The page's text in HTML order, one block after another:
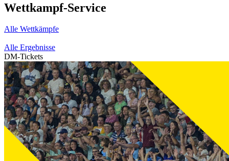
Wettkampf-Service
Alle Wettkämpfe
Alle Ergebnisse
DM-Tickets